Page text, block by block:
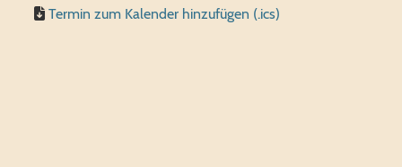
Termin zum Kalender hinzufügen (.ics)